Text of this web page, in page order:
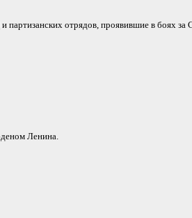
отрядов, проявившие в боях за
Ленина.